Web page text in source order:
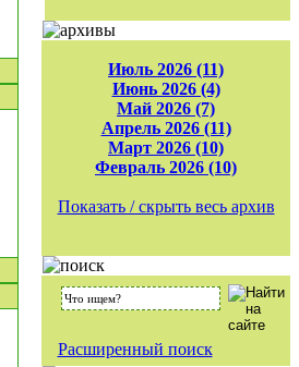
Июль 2026 (11)
Июнь 2026 (4)
Май 2026 (7)
Апрель 2026 (11)
Март 2026 (10)
Февраль 2026 (10)
Показать / скрыть весь архив
Расширенный поиск